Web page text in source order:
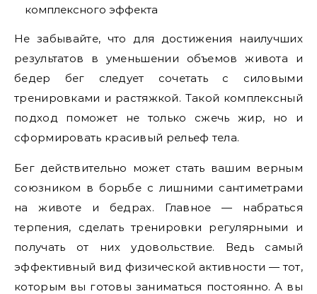
комплексного эффекта
Не забывайте, что для достижения наилучших
результатов в уменьшении объемов живота и
бедер бег следует сочетать с силовыми
тренировками и растяжкой. Такой комплексный
подход поможет не только сжечь жир, но и
сформировать красивый рельеф тела.
Бег действительно может стать вашим верным
союзником в борьбе с лишними сантиметрами
на животе и бедрах. Главное — набраться
терпения, сделать тренировки регулярными и
получать от них удовольствие. Ведь самый
эффективный вид физической активности — тот,
которым вы готовы заниматься постоянно. А вы